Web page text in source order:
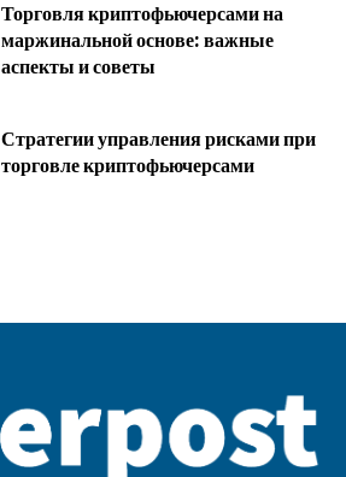
Торговля криптофьючерсами на
маржинальной основе: важные
аспекты и советы
Стратегии управления рисками при
торговле криптофьючерсами